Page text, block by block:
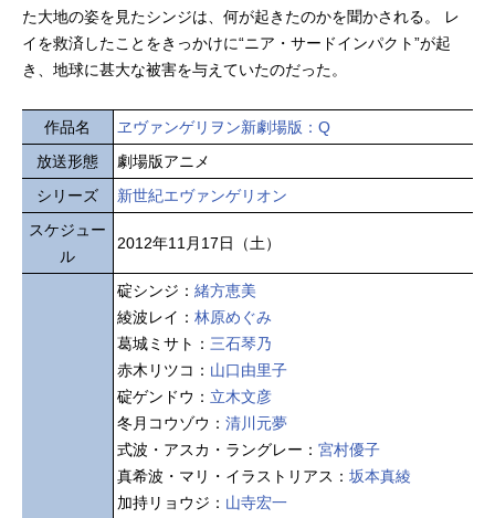
た大地の姿を見たシンジは、何が起きたのかを聞かされる。 レ
イを救済したことをきっかけに“ニア・サードインパクト”が起
き、地球に甚大な被害を与えていたのだった。
作品名
ヱヴァンゲリヲン新劇場版：Q
放送形態
劇場版アニメ
シリーズ
新世紀エヴァンゲリオン
スケジュー
ル
2012年11月17日（土）
碇シンジ： 緒方恵美
綾波レイ： 林原めぐみ
葛城ミサト： 三石琴乃
赤木リツコ： 山口由里子
碇ゲンドウ： 立木文彦
冬月コウゾウ： 清川元夢
式波・アスカ・ラングレー： 宮村優子
真希波・マリ・イラストリアス： 坂本真綾
加持リョウジ： 山寺宏一